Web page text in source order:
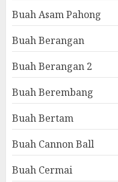
Buah Asam Pahong
Buah Berangan
Buah Berangan 2
Buah Berembang
Buah Bertam
Buah Cannon Ball
Buah Cermai